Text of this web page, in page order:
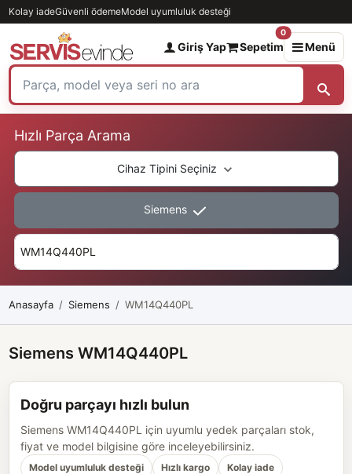
Kolay iadeGüvenli ödemeModel uyumluluk desteği
Giriş Yap Sepetim
0
Menü
Hızlı Parça Arama
Cihaz Tipini Seçiniz
Siemens
Anasayfa Siemens WM14Q440PL
Siemens WM14Q440PL
Doğru parçayı hızlı bulun
Siemens WM14Q440PL için uyumlu yedek parçaları stok,
fiyat ve model bilgisine göre inceleyebilirsiniz.
Model uyumluluk desteği Hızlı kargo Kolay iade